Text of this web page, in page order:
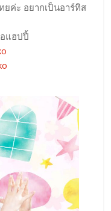
ยค่ะ อยากเป็นอาร์ทิส
แฮปปี้